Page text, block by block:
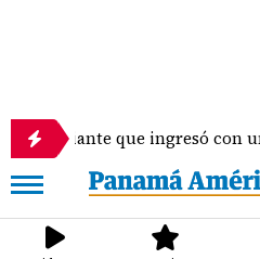
que ingresó con un arma